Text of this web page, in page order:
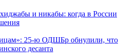
и никабы: когда в России
25-ю ОДШБр обнулили, что
десанта